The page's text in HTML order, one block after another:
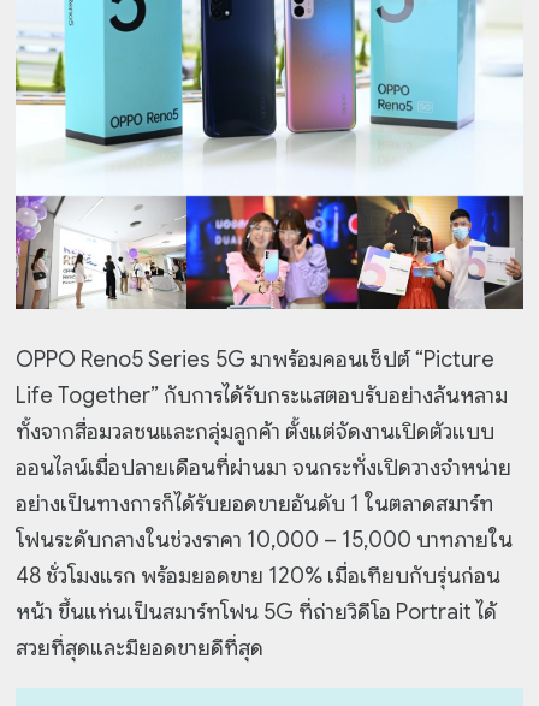
OPPO Reno5 Series 5G มาพร้อมคอนเซ็ปต์ “Picture
Life Together” กับการได้รับกระแสตอบรับอย่างล้นหลาม
ทั้งจากสื่อมวลชนและกลุ่มลูกค้า ตั้งแต่จัดงานเปิดตัวแบบ
ออนไลน์เมื่อปลายเดือนที่ผ่านมา จนกระทั่งเปิดวางจำหน่าย
อย่างเป็นทางการก็ได้รับยอดขายอันดับ 1 ในตลาดสมาร์ท
โฟนระดับกลางในช่วงราคา 10,000 – 15,000 บาทภายใน
48 ชั่วโมงแรก พร้อมยอดขาย 120% เมื่อเทียบกับรุ่นก่อน
หน้า ขึ้นแท่นเป็นสมาร์ทโฟน 5G ที่ถ่ายวิดีโอ Portrait ได้
สวยที่สุดและมียอดขายดีที่สุด